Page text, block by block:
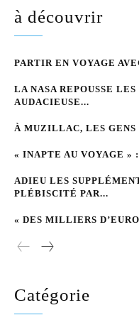
à découvrir
PARTIR EN VOYAGE
LA NASA REPOUSSE
AUDACIEUSE...
À MUZILLAC, LES
« INAPTE AU VOYAGE »
ADIEU LES
PLÉBISCITÉ PAR...
« DES MILLIERS
Catégorie